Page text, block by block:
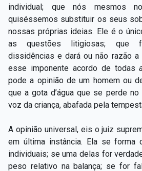
individual; que nós mesmos
quiséssemos substituir os seus
nossas próprias ideias. Ele é o
as questões litigiosas; que
dissidências e dará ou não razão
esse imponente acordo de todas
pode a opinião de um homem ou
que a gota d’água que se perde
voz da criança, abafada pela
A opinião universal, eis o juiz
em última instância. Ela se forma
individuais; se uma delas for
peso relativo na balança; se for